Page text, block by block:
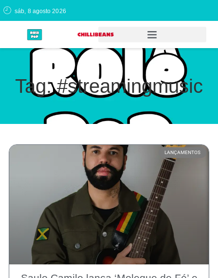
sáb, 8 agosto 2026
Tag: #streamingmusic
LANÇAMENTOS